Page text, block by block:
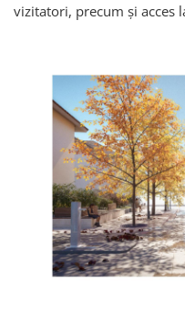
vizitatori, precum și acces